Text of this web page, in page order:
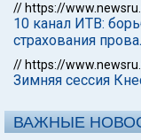
// https://
10 канал ИТВ:
страхования
// https://
Зимняя сессия
ВАЖНЫЕ